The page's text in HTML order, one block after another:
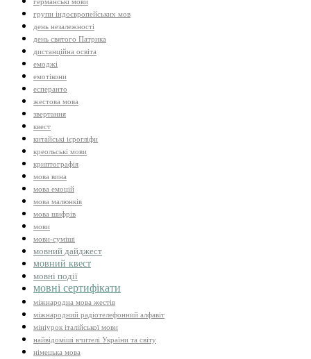
германські мови
групи індоєвропейських мов
день незалежності
день святого Патрика
дистанційна освіта
емоджі
емотікони
есперанто
жестова мова
звертання
квест
китайські ієрогліфи
креольські мови
криптографія
мова вина
мова емоцій
мова малюнків
мова шифрів
мови
мови-суміші
мовний дайджест
мовний квест
мовні події
мовні сертифікати
міжнародна мова жестів
міжнародний радіотелефонний алфавіт
мініурок італійської мови
найвідоміші вчителі України та світу
німецька мова